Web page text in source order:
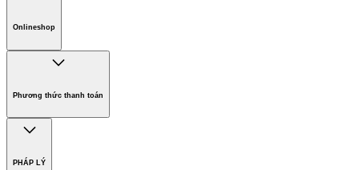
Onlineshop
Phương thức thanh toán
Phương thức thanh toán
PHÁP LÝ